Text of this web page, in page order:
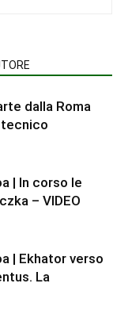
dalla Roma
| In corso le
– VIDEO
| Ekhator verso
La